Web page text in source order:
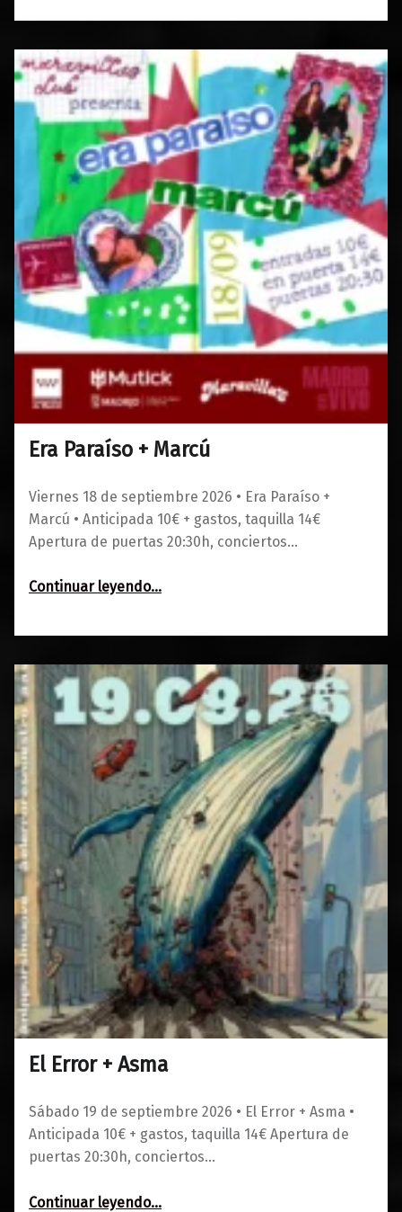
Era Paraíso + Marcú
Viernes 18 de septiembre 2026 • Era Paraíso +
Marcú • Anticipada 10€ + gastos, taquilla 14€
Apertura de puertas 20:30h, conciertos…
Continuar leyendo…
01/06/2026
0
Maravillas
El Error + Asma
Sábado 19 de septiembre 2026 • El Error + Asma •
Anticipada 10€ + gastos, taquilla 14€ Apertura de
puertas 20:30h, conciertos…
Continuar leyendo…
01/06/2026
0
Maravillas